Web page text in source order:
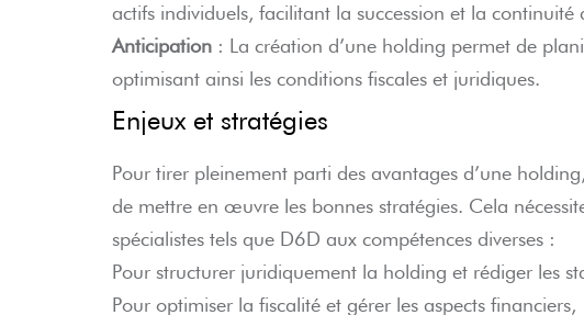
actifs individuels, facilitant la succession et la continuité
Anticipation : La création d’une holding permet de
optimisant ainsi les conditions fiscales et juridiques.
Enjeux et stratégies
Pour tirer pleinement parti des avantages d’une
de mettre en œuvre les bonnes stratégies. Cela
spécialistes tels que D6D aux compétences diverses :
Pour structurer juridiquement la holding et rédiger les
Pour optimiser la fiscalité et gérer les aspects financiers,